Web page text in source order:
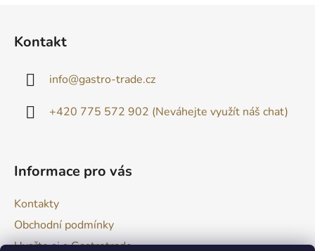
Kontakt
info@gastro-trade.cz
+420 775 572 902 (Neváhejte využít náš chat)
Informace pro vás
Kontakty
Obchodní podmínky
Uvařte si s Gastrotrade